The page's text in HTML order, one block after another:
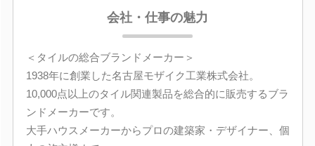
会社・仕事の魅力
＜タイルの総合ブランドメーカー＞
1938年に創業した名古屋モザイク工業株式会社。
10,000点以上のタイル関連製品を総合的に販売するブラ
ンドメーカーです。
大手ハウスメーカーからプロの建築家・デザイナー、個